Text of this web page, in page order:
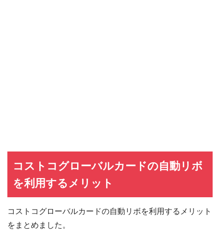
コストコグローバルカードの自動リボ
を利用するメリット
コストコグローバルカードの自動リボを利用するメリット
をまとめました。